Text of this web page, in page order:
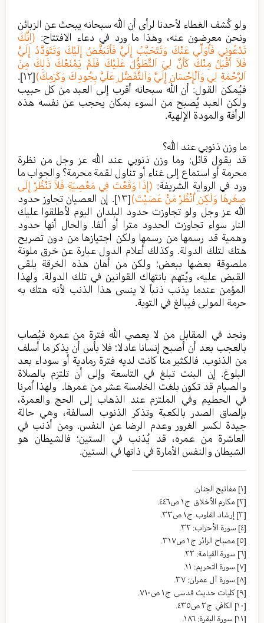
ولو كُشف الغطاء لأحدنا لرأى أن الله سبحانه يبحث عن الزبائن
ونحن معرضون عنه، وهذا ما ورد في دعاء الافتتاح: (اِنَّكَ
تَدْعُونِي فَأُوَلِّي عَنْكَ وَتَتَحَبَّبُ إِلَيَّ فَأَتَبَغَّضُ إِلَيْكَ وَتَتَوَدَّدُ إِلَيَّ
فَلاَ أَقْبَلُ مِنْكَ كَأَنَّ لِيَ اَلتَّطَوُّلَ عَلَيْكَ فَلَمْ يَمْنَعْكَ ذَلِكَ مِنَ
اَلرَّحْمَةِ لِي وَاَلْإِحْسَانِ إِلَيَّ وَاَلتَّفَضُّلِ عَلَيَّ بِجُودِكَ وَكَرَمِكَ)[١٢]
.
فيُمكن القول: أن الله سبحانه أقرب إلى العبد من كل حبيب
ولكن العبد يُصبح من السوء بمكان يحجب عن نفسه هذه
الرأفة والمودة الإلهية.
ما وزن ذنوبي عند الله؟
قد يقول قائل: وما وزن ذنوبي عند الله عز وجل من نظرة
محرمة أو استماع إلى غناء أو تناول لقمة محرمة؟ والجواب ما
ورد في الرواية الشريفة: (إِذَا وَقَعْتَ فِي مَعْصِيَةٍ فَلاَ تَنْظُرْ إِلَى
صِغَرِهَا وَلَكِنِ اُنْظُرْ مَنْ عَصَيْتَ)[١٣]
. إن العصيان تجاوز حدود
الله عز وجل ولو تجاوزت حدود البلدان اليوم لأطلقوا عليك
النار سواء تجاوزت الحدود مترا أو ألفا. والحال أنها حدود
وهمية قد رسمها من رسمها ولكن اجتيازها من دون تصريح
هتك لتلك الدولة. وكذلك أعلام الدول عبارة عن خرق ملونة
ملصوقة بعضها ببعض؛ ولكن من أهان هذه الخرقة يلقى
القبض عليه، ويُتهم بانتهاك القوانين في تلك الدولة. ولهذا
المؤمن عندما يذنب ذنباً لا ينسى هذا الذنب لأنه هتك به
حرمة المولى فيبالغ في التوبة.
ونجد في المقابل من لا يعصي الله فترة من عمره فيُصاب
بالعجب بعد أن أصبح إنسانا عادلا؛ فلا بأس أن يذكر ما أسلف
من الذنوب. فالكثير منا كانت لديه فترة رمادية أو سوداء بعد
البلوغ. إن البنت تبلغ في التاسعة وإلى أن تلتزم بالصلاة
والصيام قد تكون بلغت الخامسة عشر من عمرها. ولهذا اُمرنا
في الحطيم وفي الملتزم عند الذهاب إلى الحج والعمرة،
بإلصاق الصدر بالكعبة وتذكر الذنوب السالفة، وهي حالة
جيدة لكسر الغرور وعدم الرضا عن النفس. ومن أذنب في
العاشرة من عمره، قد يُذنب في الستين؛ فالشيطان هو
الشيطان والنفس الأمارة في ذاتها في الستين.
[١]
مفاتیح الجنان.
[٢]
مکارم الأخلاق ج١ ص٤٤٦.
[٣]
إرشاد القلوب ج١ ص٣٣.
[٤]
سورة الأحزاب: ٣٢.
[٥]
مصباح الزائر ج١ ص٣١٧.
[٦]
سورة القيامة: ٢٢.
[٧]
سورة التحريم: ١١.
[٨]
سورة آل عمران: ٣٧.
[٩]
کلیات حدیث قدسی ج١ ص٧١٠.
[١٠]
الکافي ج٢ ص٤٣٥.
[١١]
سورة البقرة: ١٨٦.